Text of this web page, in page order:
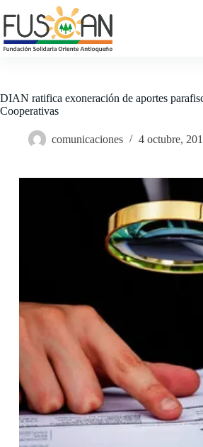
al
contenido
DIAN ratifica exoneración de aportes
Cooperativas
comunicaciones 4 octubre,